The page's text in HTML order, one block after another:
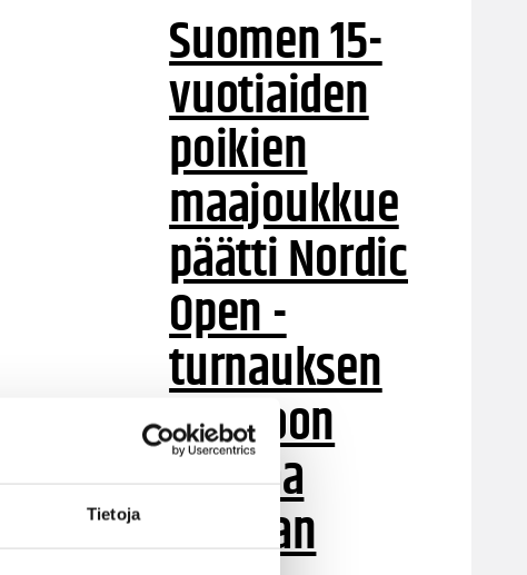
Tietoja
Suomen 15-
vuotiaiden
poikien
maajoukkue
päätti Nordic
Open -
turnauksen
tappioon
Latviaa
vastaan